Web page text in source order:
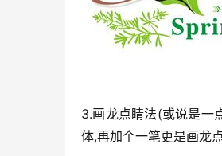
3.画龙点睛法(或说是一
体,再加个一笔更是画龙